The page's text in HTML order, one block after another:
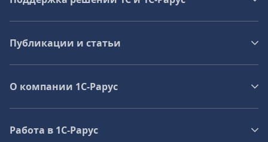
Публикации и статьи
О компании 1C-Рарус
Работа в 1С‑Рарус